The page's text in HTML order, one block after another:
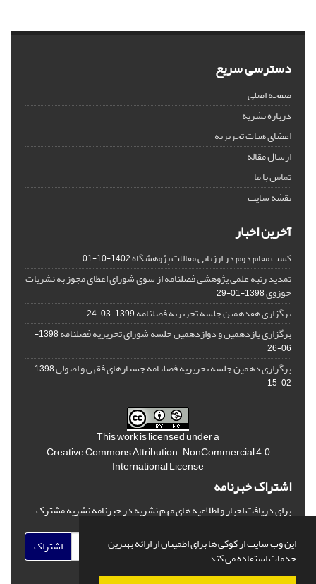
این وب سایت از کوکی ها برای اطمینان از ارائه بهترین
خدمات استفاده می کند.
دسترسی سریع
صفحه اصلی
درباره نشریه
اعضای هیات تحریریه
ارسال مقاله
تماس با ما
نقشه سایت
آخرین اخبار
کسب مقام دوم در ارزیابی مقالات پژوهشگاه1402-10-01
تمدید رتبه علمی پژوهشی فصلنامه از سوی شورای اعطای مجوز به نشریات
حوزوی1398-01-29
برگزاری هفدهمین جلسه تحریریه فصلنامه1399-03-24
برگزاری یازدهمین و دوازدهمین جلسه شورای تحریریه فصلنامه
1398-
06-26
برگزاری دهمین جلسه تحریریه فصلنامه جستارهای فقهی و اصولی
1398-
02-15
This work is licensed under a
Creative Commons Attribution-NonCommercial 4.0
International License
اشتراک خبرنامه
برای دریافت اخبار و اطلاعیه های مهم نشریه در خبرنامه نشریه مشترک
اشتراک